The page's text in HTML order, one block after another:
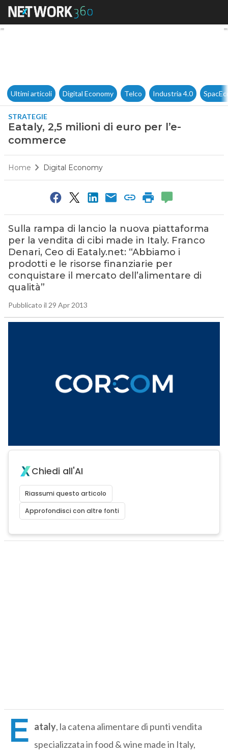
Eataly, 2,5 milioni di euro per
Ultimi articoli Digital Economy Telco Industria 4.0
STRATEGIE
Eataly, 2,5 milioni di euro per l’e-
commerce
Home Digital Economy
Sulla rampa di lancio la nuova piattaforma
per la vendita di cibi made in Italy. Franco
Denari, Ceo di Eataly.net: “Abbiamo i
prodotti e le risorse finanziarie per
conquistare il mercato dell’alimentare di
qualità”
Pubblicato il 29 Apr 2013
Chiedi all'AI
Riassumi questo articolo
Approfondisci con altre fonti
E ataly, la catena alimentare di punti vendita
specializzata in food & wine made in Italy,